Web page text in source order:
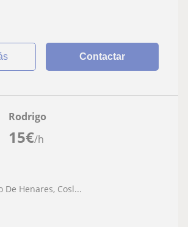
Contactar
15€/h
Rodrigo
De Henares, Cosl...